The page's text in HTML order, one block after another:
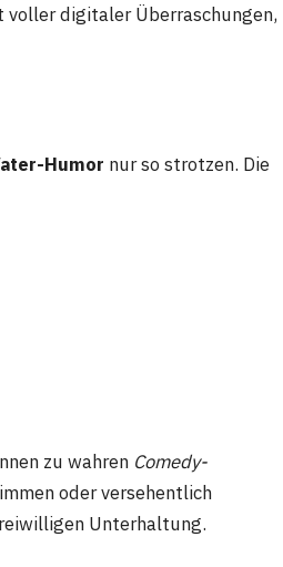
voller digitaler Überraschungen,
Humor nur so strotzen. Die
zu wahren Comedy-
oder versehentlich
Unterhaltung.